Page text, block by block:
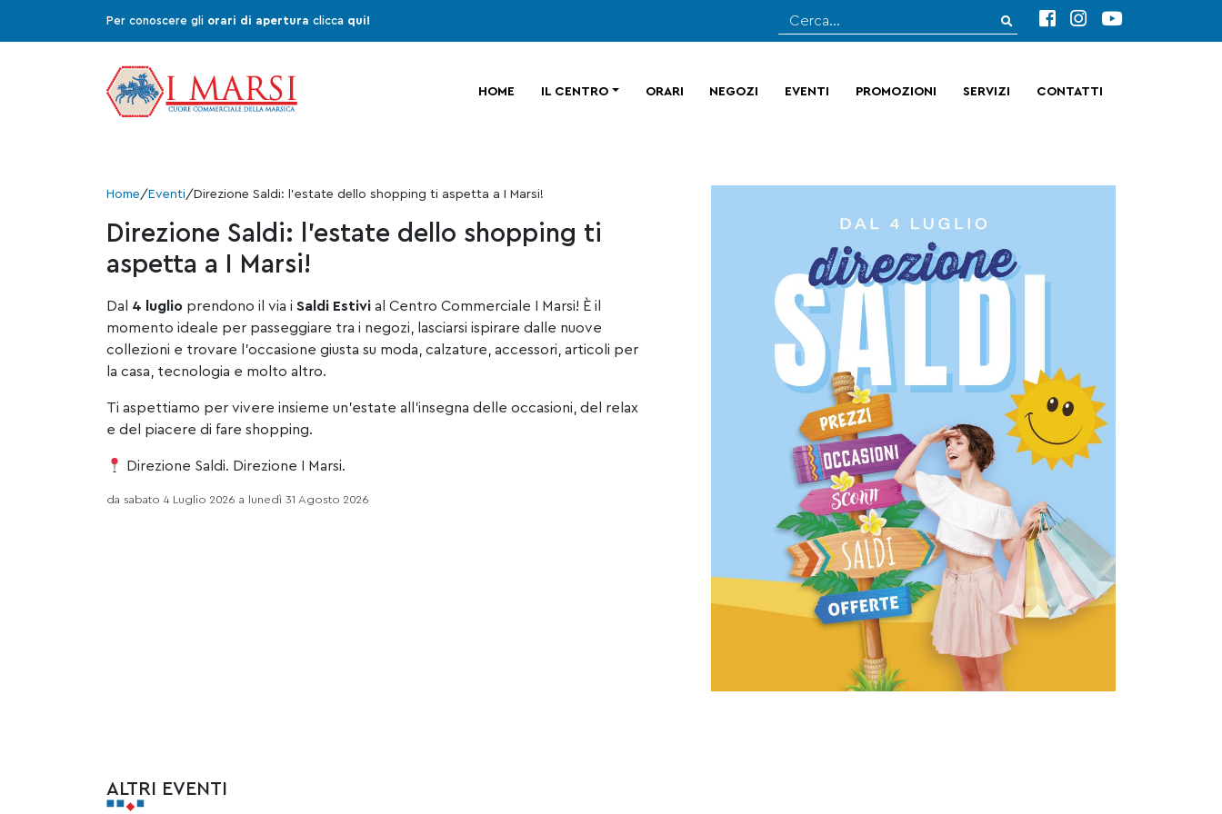
Per conoscere gli orari di apertura clicca qui!
HOME IL CENTRO ORARI NEGOZI EVENTI PROMOZIONI SERVIZI CONTATTI
Home/ Eventi/ Direzione Saldi: l’estate dello shopping ti aspetta a I Marsi!
Direzione Saldi: l’estate dello shopping ti
aspetta a I Marsi!
Dal 4 luglio prendono il via i Saldi Estivi al Centro Commerciale I Marsi! È il
momento ideale per passeggiare tra i negozi, lasciarsi ispirare dalle nuove
collezioni e trovare l’occasione giusta su moda, calzature, accessori, articoli per
la casa, tecnologia e molto altro.
Ti aspettiamo per vivere insieme un’estate all’insegna delle occasioni, del relax
e del piacere di fare shopping.
Direzione Saldi. Direzione I Marsi.
da sabato 4 Luglio 2026 a lunedì 31 Agosto 2026
ALTRI EVENTI